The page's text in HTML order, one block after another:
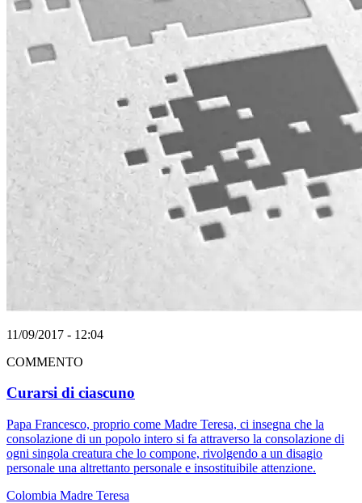
11/09/2017 - 12:04
COMMENTO
Curarsi di ciascuno
Papa Francesco, proprio come Madre Teresa, ci insegna che la
consolazione di un popolo intero si fa attraverso la consolazione di
ogni singola creatura che lo compone, rivolgendo a un disagio
personale una altrettanto personale e insostituibile attenzione.
Colombia Madre Teresa